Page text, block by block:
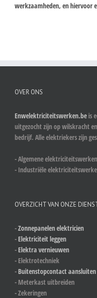
werkzaamheden, en hiervoor
OVER ONS
Enwelektriciteitswerken.be is
uitgezocht zijn op wilskracht
bedrijf. Alle elektriekers zijn
- Algemene elektriciteitswerken
- Industriële
OVERZICHT VAN ONZE
-Zonnepanelen elektricien
- Elektriciteit leggen
- Elektra vernieuwen
- Elektrotechniek
- Buitenstopcontact aansluiten
- Meterkast uitbreiden
- Zekeringen